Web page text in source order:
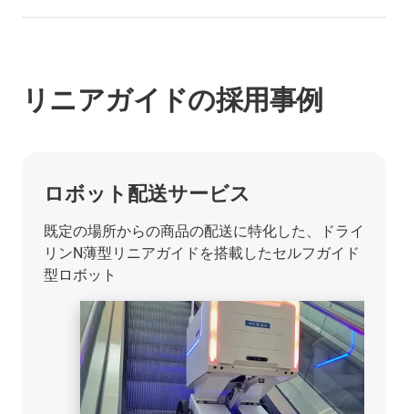
リニアガイドの採用事例
ロボット配送サービス
既定の場所からの商品の配送に特化した、ドライ
リンN薄型リニアガイドを搭載したセルフガイド
型ロボット